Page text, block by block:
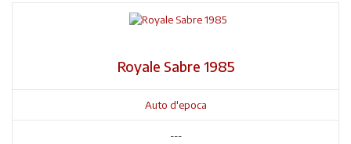
Royale Sabre 1985
Auto d'epoca
---